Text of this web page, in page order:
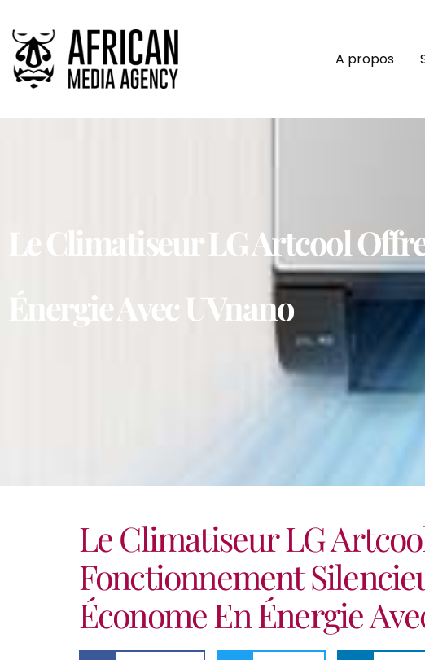
A propos
Le Climatiseur LG Artcool
Énergie Avec UVnano
Le Climatiseur LG
Fonctionnement
Économe En Énergie